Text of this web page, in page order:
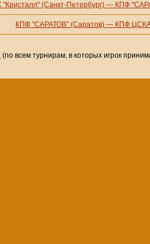
"Кристалл" (Санкт-Петербург) — КПФ
КПФ "САРАТОВ" (Саратов) — КПФ
(по всем турнирам, в которых игрок